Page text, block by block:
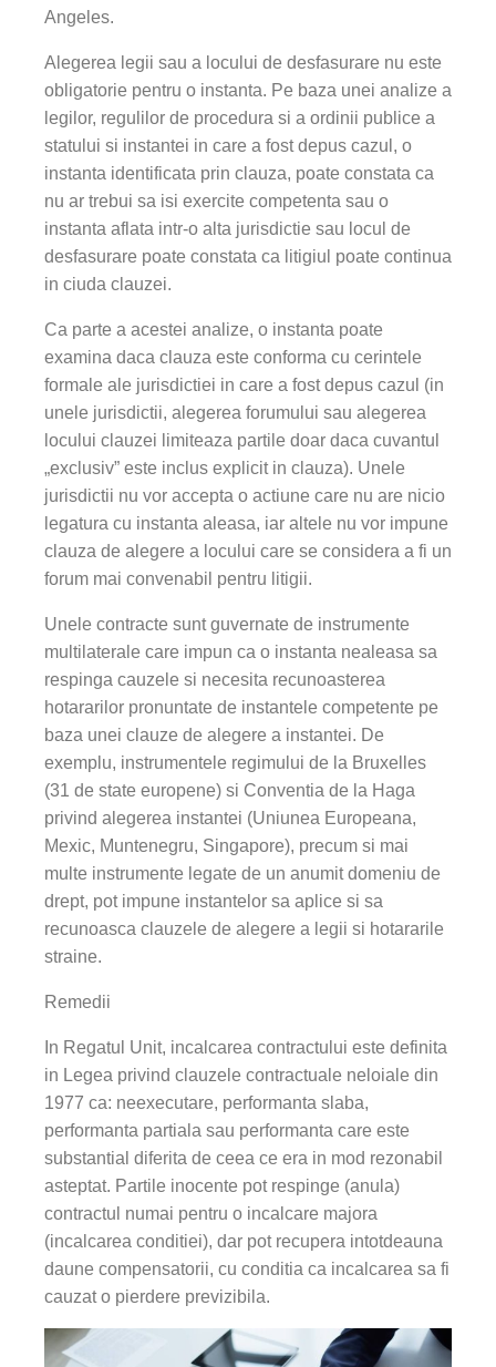
Angeles.
Alegerea legii sau a locului de desfasurare nu este
obligatorie pentru o instanta. Pe baza unei analize a
legilor, regulilor de procedura si a ordinii publice a
statului si instantei in care a fost depus cazul, o
instanta identificata prin clauza, poate constata ca
nu ar trebui sa isi exercite competenta sau o
instanta aflata intr-o alta jurisdictie sau locul de
desfasurare poate constata ca litigiul poate continua
in ciuda clauzei.
Ca parte a acestei analize, o instanta poate
examina daca clauza este conforma cu cerintele
formale ale jurisdictiei in care a fost depus cazul (in
unele jurisdictii, alegerea forumului sau alegerea
locului clauzei limiteaza partile doar daca cuvantul
„exclusiv” este inclus explicit in clauza). Unele
jurisdictii nu vor accepta o actiune care nu are nicio
legatura cu instanta aleasa, iar altele nu vor impune
clauza de alegere a locului care se considera a fi un
forum mai convenabil pentru litigii.
Unele contracte sunt guvernate de instrumente
multilaterale care impun ca o instanta nealeasa sa
respinga cauzele si necesita recunoasterea
hotararilor pronuntate de instantele competente pe
baza unei clauze de alegere a instantei. De
exemplu, instrumentele regimului de la Bruxelles
(31 de state europene) si Conventia de la Haga
privind alegerea instantei (Uniunea Europeana,
Mexic, Muntenegru, Singapore), precum si mai
multe instrumente legate de un anumit domeniu de
drept, pot impune instantelor sa aplice si sa
recunoasca clauzele de alegere a legii si hotararile
straine.
Remedii
In Regatul Unit, incalcarea contractului este definita
in Legea privind clauzele contractuale neloiale din
1977 ca: neexecutare, performanta slaba,
performanta partiala sau performanta care este
substantial diferita de ceea ce era in mod rezonabil
asteptat. Partile inocente pot respinge (anula)
contractul numai pentru o incalcare majora
(incalcarea conditiei), dar pot recupera intotdeauna
daune compensatorii, cu conditia ca incalcarea sa fi
cauzat o pierdere previzibila.